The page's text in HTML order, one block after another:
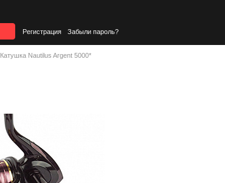
Регистрация Забыли пароль?
Катушка Nautilus Argent 5000*